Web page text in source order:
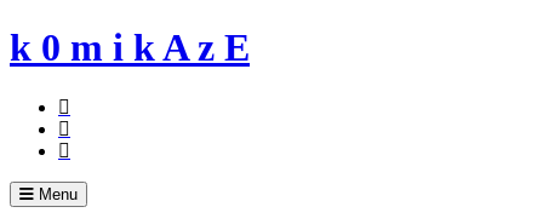
Skip
to
k 0 m i k A z E
Menu